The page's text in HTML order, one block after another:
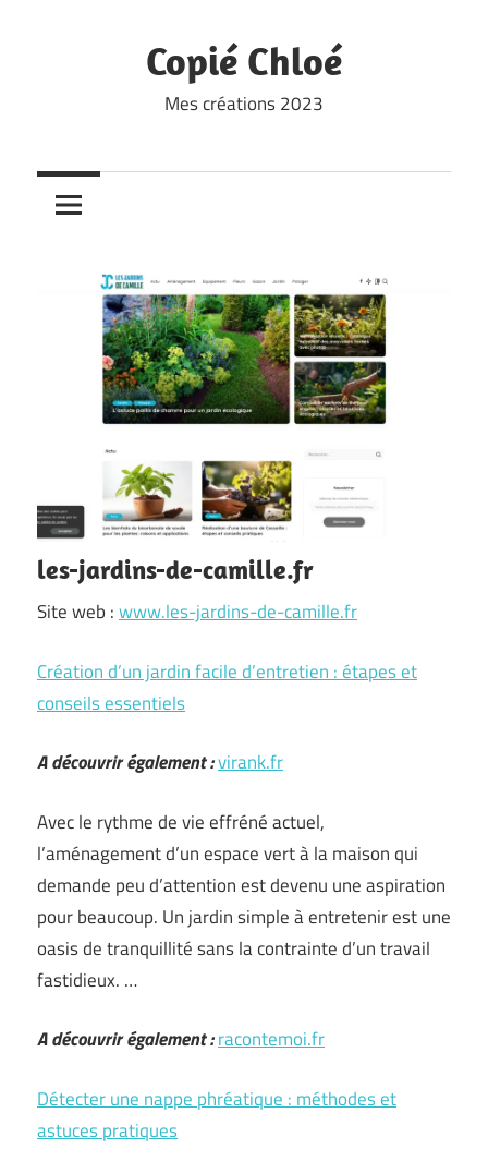
Copié Chloé
Mes créations 2023
les-jardins-de-camille.fr
Site web :www.les-jardins-de-camille.fr
Création d’un jardin facile d’entretien : étapes et
conseils essentiels
A découvrir également :virank.fr
Avec le rythme de vie effréné actuel,
l’aménagement d’un espace vert à la maison qui
demande peu d’attention est devenu une aspiration
pour beaucoup. Un jardin simple à entretenir est une
oasis de tranquillité sans la contrainte d’un travail
fastidieux. …
A découvrir également :racontemoi.fr
Détecter une nappe phréatique : méthodes et
astuces pratiques